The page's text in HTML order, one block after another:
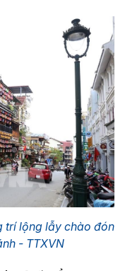
trí lộng lẫy chào đón
- TTXVN